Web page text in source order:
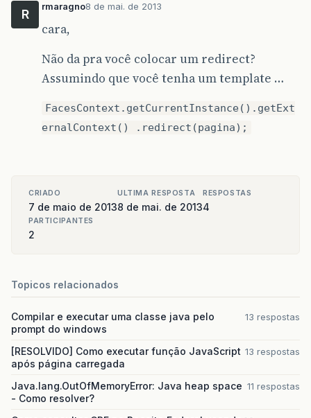
R
rmaragno8 de mai. de 2013
cara,
Não da pra você colocar um redirect?
Assumindo que você tenha um template …
FacesContext.getCurrentInstance().getExt
ernalContext() .redirect(pagina);
CRIADO
7 de maio de 2013
ULTIMA RESPOSTA
8 de mai. de 2013
RESPOSTAS
4
PARTICIPANTES
2
Topicos relacionados
Compilar e executar uma classe java pelo
prompt do windows
13 respostas
[RESOLVIDO] Como executar função JavaScript
após página carregada
13 respostas
Java.lang.OutOfMemoryError: Java heap space
- Como resolver?
11 respostas